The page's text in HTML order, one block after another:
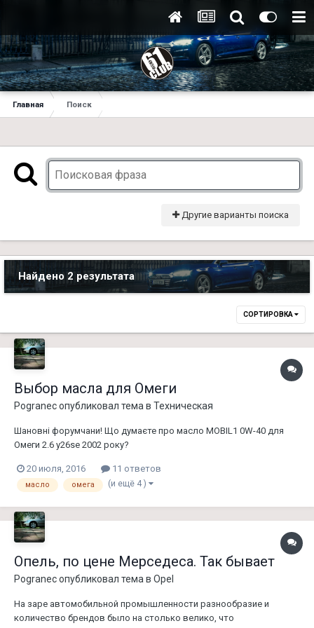
Главная Поиск
Другие варианты поиска
Найдено 2 результата
СОРТИРОВКА
Выбор масла для Омеги
Pogranecопубликовал тема в Техническая
Шановні форумчани! Що думаєте про масло MOBIL1 0W-40 для
Омеги 2.6 y26se 2002 року?
20 июля, 2016 11 ответов
масло омега (и ещё 4 )
Опель, по цене Мерседеса. Так бывает
Pogranecопубликовал тема в Opel
На заре автомобильной промышленности разнообразие и
количество брендов было на столько велико, что